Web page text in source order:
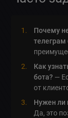
Почему
телеграм
Как
бота? —
от
Нужен ли
Да, это